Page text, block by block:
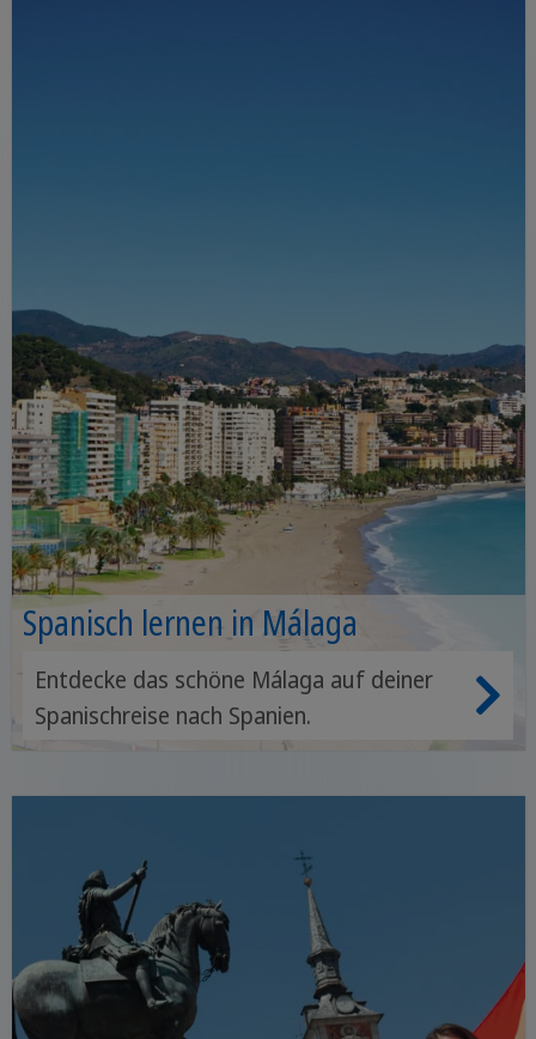
Spanisch lernen in Málaga
Entdecke das schöne Málaga auf deiner
Spanischreise nach Spanien.